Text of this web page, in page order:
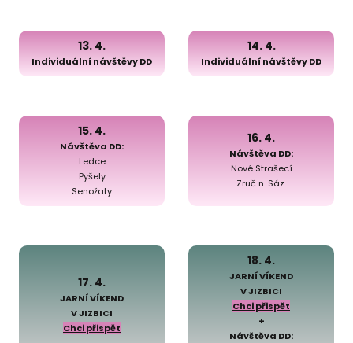
13. 4.
Individuální návštěvy DD
14. 4.
Individuální návštěvy DD
15. 4.
Návštěva DD:
Ledce
Pyšely
Senožaty
16. 4.
Návštěva DD:
Nové Strašecí
Zruč n. Sáz.
17. 4.
JARNÍ VÍKEND
V JIZBICI
Chci přispět
18. 4.
JARNÍ VÍKEND
V JIZBICI
Chci přispět
+
Návštěva DD: